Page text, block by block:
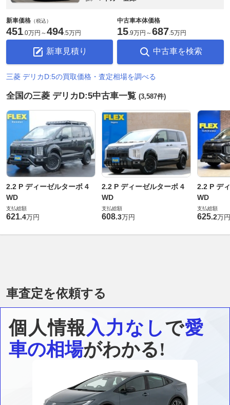
新車価格 （税込）
451.0万円 ～494.5万円
新車見積り
中古車本体価格
15.9万円 ～687.5万円
中古車を検索
三菱 デリカD:5の買取価格・査定相場を調べる
全国の三菱 デリカD:5中古車一覧 (3,587件)
2.2 P ディーゼルターボ 4
WD
支払総額
621.4万円
2.2 P ディーゼルターボ 4
WD
支払総額
608.3万円
2.2 P デ
WD
支払総額
625.2万円
車査定を依頼する
個人情報入力なしで愛
車の相場がわかる!